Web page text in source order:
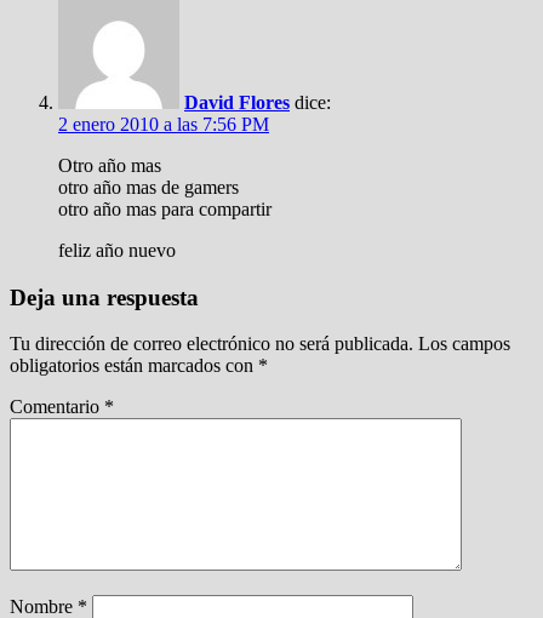
David Flores dice:
2 enero 2010 a las 7:56 PM
Otro año mas
otro año mas de gamers
otro año mas para compartir
feliz año nuevo
Deja una respuesta
Tu dirección de correo electrónico no será publicada. Los campos
obligatorios están marcados con *
Comentario *
Nombre *